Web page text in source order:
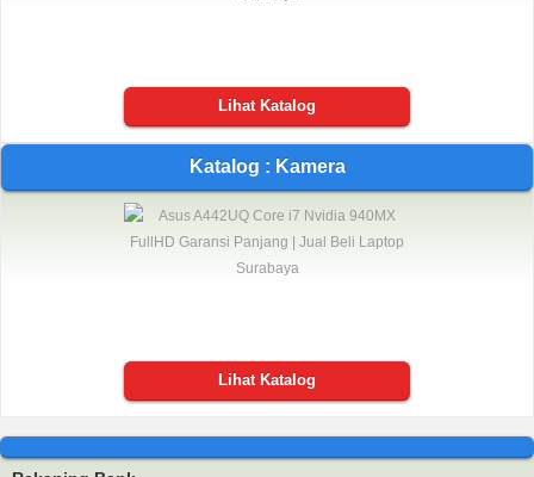
Lihat Katalog
Katalog : Kamera
Lihat Katalog